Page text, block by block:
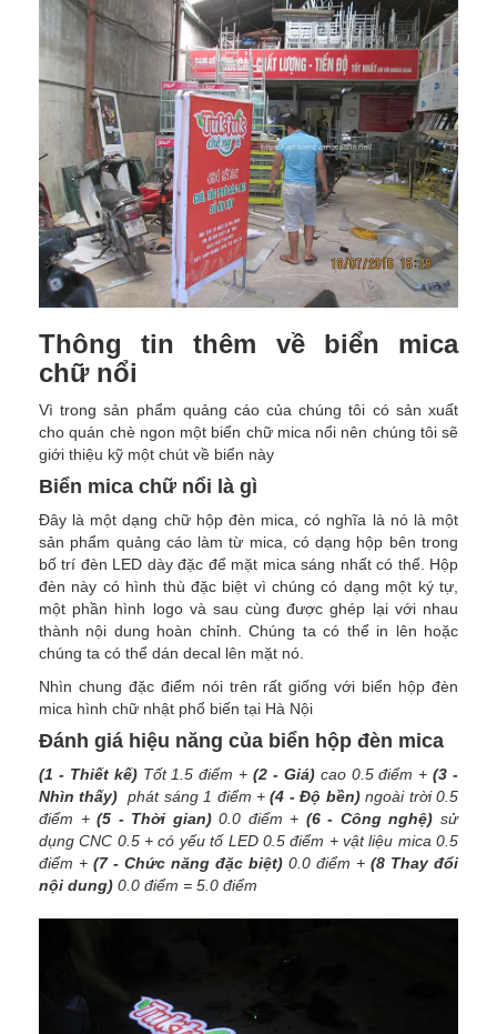
Thông tin thêm về biển mica
chữ nổi
Vì trong sản phẩm quảng cáo của chúng tôi có sản xuất
cho quán chè ngon một biển chữ mica nổi nên chúng tôi sẽ
giới thiệu kỹ một chút về biển này
Biển mica chữ nổi là gì
Đây là một dạng chữ hộp đèn mica, có nghĩa là nó là một
sản phẩm quảng cáo làm từ mica, có dạng hộp bên trong
bố trí đèn LED dày đặc để mặt mica sáng nhất có thể. Hộp
đèn này có hình thù đặc biệt vì chúng có dạng một ký tự,
một phần hình logo và sau cùng được ghép lại với nhau
thành nội dung hoàn chỉnh. Chúng ta có thể in lên hoặc
chúng ta có thể dán decal lên mặt nó.
Nhìn chung đặc điểm nói trên rất giống với biển hộp đèn
mica hình chữ nhật phổ biến tại Hà Nội
Đánh giá hiệu năng của biển hộp đèn mica
(1 - Thiết kế)Tốt 1.5 điểm + (2 - Giá)cao 0.5 điểm +(3 -
Nhìn thấy) phát sáng 1 điểm +(4 - Độ bền)ngoài trời 0.5
điểm +(5 - Thời gian)0.0 điểm + (6 - Công nghệ) sử
dụng CNC 0.5 + có yếu tố LED 0.5 điểm + vật liệu mica 0.5
điểm + (7 - Chức năng đặc biệt) 0.0 điểm + (8 Thay đổi
nội dung) 0.0 điểm = 5.0 điểm